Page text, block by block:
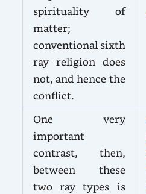
spirituality of
matter;
conventional sixth
ray religion does
not, and hence the
conflict.
One very
important
contrast, then,
between these
two ray types is